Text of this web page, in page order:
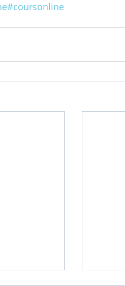
#coursonline